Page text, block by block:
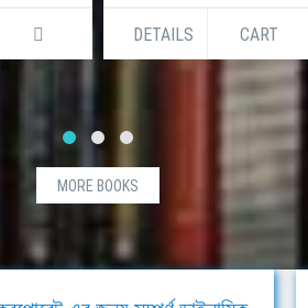
DETAILS CART
MORE BOOKS